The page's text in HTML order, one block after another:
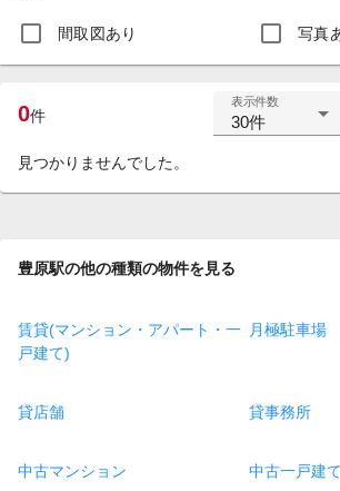
間取図あり 写真
0件
表示件数
30件
見つかりませんでした。
豊原駅の他の種類の物件を見る
賃貸(マンション・アパート・一
戸建て)
月極駐車場
貸店舗 貸事務所
中古マンション 中古一戸建て